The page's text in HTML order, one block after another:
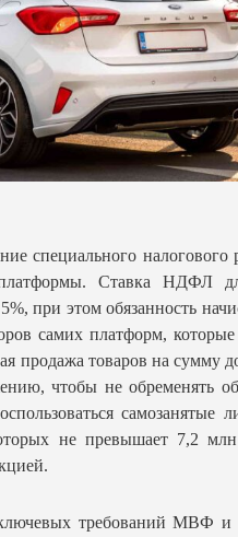
специального налогового
Ставка НДФЛ
при этом обязанность
самих платформ, которые
продажа товаров на сумму
чтобы не обременять
самозанятые
не превышает 7,2
ключевых требований МВФ и